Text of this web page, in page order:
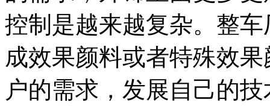
控制是越来越复杂。整
成效果颜料或者特殊效
户的需求，发展自己的